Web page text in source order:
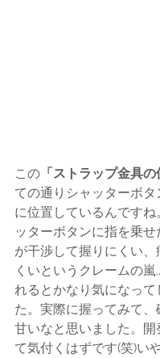
この 「ストラップ金具の
ての通りシャッターボタ
に位置しているんですね
ッターボタンに指を乗
が干渉して握りにくい、
くいというクレームの嵐
れるとかなり気になって
た。実際に握ってみて
甘いなと思いました。開
て気付くはずです(笑)い